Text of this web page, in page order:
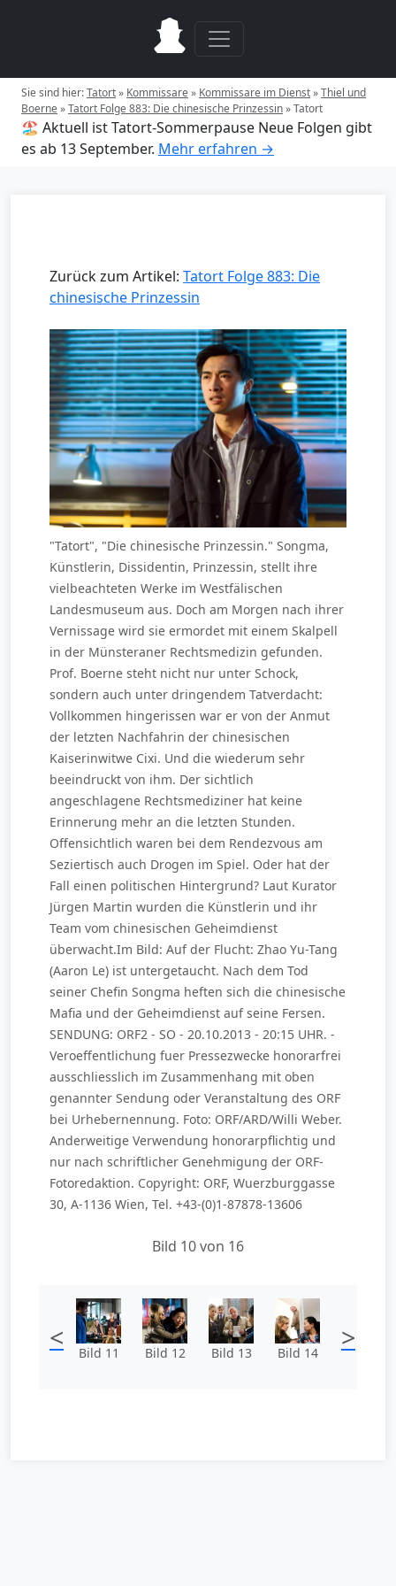
Sie sind hier:Tatort» Kommissare» Kommissare im Dienst»Thiel und
Boerne»Tatort Folge 883: Die chinesische Prinzessin»Tatort
🏖️ Aktuell ist Tatort-Sommerpause Neue Folgen gibt
es ab 13 September. Mehr erfahren →
Zurück zum Artikel: Tatort Folge 883: Die
chinesische Prinzessin
"Tatort", "Die chinesische Prinzessin." Songma,
Künstlerin, Dissidentin, Prinzessin, stellt ihre
vielbeachteten Werke im Westfälischen
Landesmuseum aus. Doch am Morgen nach ihrer
Vernissage wird sie ermordet mit einem Skalpell
in der Münsteraner Rechtsmedizin gefunden.
Prof. Boerne steht nicht nur unter Schock,
sondern auch unter dringendem Tatverdacht:
Vollkommen hingerissen war er von der Anmut
der letzten Nachfahrin der chinesischen
Kaiserinwitwe Cixi. Und die wiederum sehr
beeindruckt von ihm. Der sichtlich
angeschlagene Rechtsmediziner hat keine
Erinnerung mehr an die letzten Stunden.
Offensichtlich waren bei dem Rendezvous am
Seziertisch auch Drogen im Spiel. Oder hat der
Fall einen politischen Hintergrund? Laut Kurator
Jürgen Martin wurden die Künstlerin und ihr
Team vom chinesischen Geheimdienst
überwacht.Im Bild: Auf der Flucht: Zhao Yu-Tang
(Aaron Le) ist untergetaucht. Nach dem Tod
seiner Chefin Songma heften sich die chinesische
Mafia und der Geheimdienst auf seine Fersen.
SENDUNG: ORF2 - SO - 20.10.2013 - 20:15 UHR. -
Veroeffentlichung fuer Pressezwecke honorarfrei
ausschliesslich im Zusammenhang mit oben
genannter Sendung oder Veranstaltung des ORF
bei Urhebernennung. Foto: ORF/ARD/Willi Weber.
Anderweitige Verwendung honorarpflichtig und
nur nach schriftlicher Genehmigung der ORF-
Fotoredaktion. Copyright: ORF, Wuerzburggasse
30, A-1136 Wien, Tel. +43-(0)1-87878-13606
Bild 10 von 16
< Bild 11 Bild 12 Bild 13 Bild 14 >